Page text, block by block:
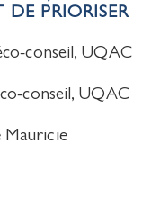
PRIORISER
conseil, UQAC
conseil, UQAC